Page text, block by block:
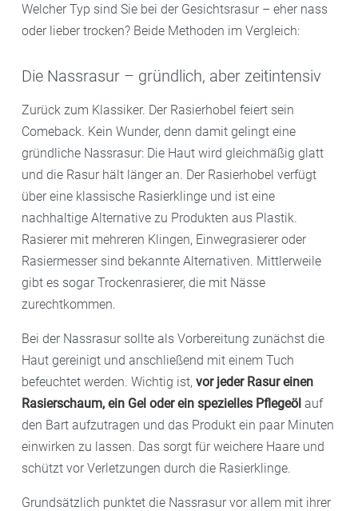
Welcher Typ sind Sie bei der Gesichtsrasur – eher nass
oder lieber trocken? Beide Methoden im Vergleich:
Die Nassrasur – gründlich, aber zeitintensiv
Zurück zum Klassiker. Der Rasierhobel feiert sein
Comeback. Kein Wunder, denn damit gelingt eine
gründliche Nassrasur: Die Haut wird gleichmäßig glatt
und die Rasur hält länger an. Der Rasierhobel verfügt
über eine klassische Rasierklinge und ist eine
nachhaltige Alternative zu Produkten aus Plastik.
Rasierer mit mehreren Klingen, Einwegrasierer oder
Rasiermesser sind bekannte Alternativen. Mittlerweile
gibt es sogar Trockenrasierer, die mit Nässe
zurechtkommen.
Bei der Nassrasur sollte als Vorbereitung zunächst die
Haut gereinigt und anschließend mit einem Tuch
befeuchtet werden. Wichtig ist, vor jeder Rasur einen
Rasierschaum, ein Gel oder ein spezielles Pflegeöl auf
den Bart aufzutragen und das Produkt ein paar Minuten
einwirken zu lassen. Das sorgt für weichere Haare und
schützt vor Verletzungen durch die Rasierklinge.
Grundsätzlich punktet die Nassrasur vor allem mit ihrer